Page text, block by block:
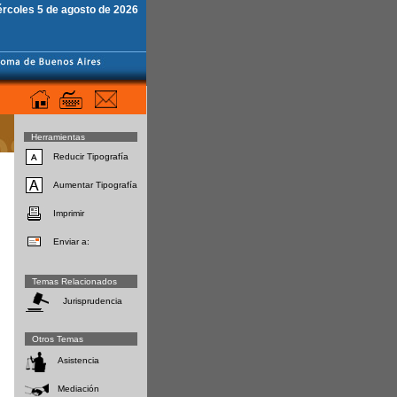
5 de agosto de 2026
Herramientas
Reducir Tipografía
Aumentar Tipografía
Imprimir
Enviar a:
Temas Relacionados
Jurisprudencia
Otros Temas
Asistencia
Mediación